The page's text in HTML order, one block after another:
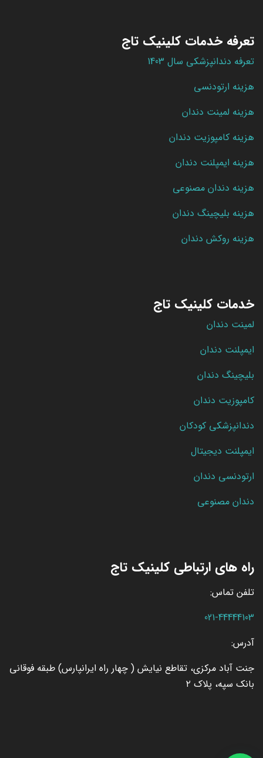
تعرفه خدمات کلینیک تاج
تعرفه دندانپزشکی سال 1403
هزینه ارتودنسی
هزینه لمینت دندان
هزینه کامپوزیت دندان
هزینه ایمپلنت دندان
هزینه دندان مصنوعی
هزینه بلیچینگ دندان
هزینه روکش دندان
خدمات کلینیک تاج
لمینت دندان
ایمپلنت دندان
بلیچینگ دندان
کامپوزیت دندان
دندانپزشکی کودکان
ایمپلنت دیجیتال
ارتودنسی دندان
دندان مصنوعی
راه های ارتباطی کلینیک تاج
تلفن تماس:
021-44444103
آدرس:
جنت آباد مرکزی، تقاطع نیایش ( چهار راه ایرانپارس) طبقه فوقانی
بانک سپه، پلاک ۲